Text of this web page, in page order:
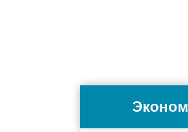
Эконом